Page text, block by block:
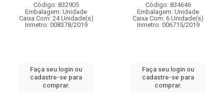
Código: 832905
Embalagem: Unidade
Caixa Com: 24 Unidade(s)
Inmetro: 008378/2019
Faça seu login ou
cadastre-se para
comprar.
Código: 834646
Embalagem: Unidade
Caixa Com: 6 Unidade(s)
Inmetro: 006715/2019
Faça seu login ou
cadastre-se para
comprar.